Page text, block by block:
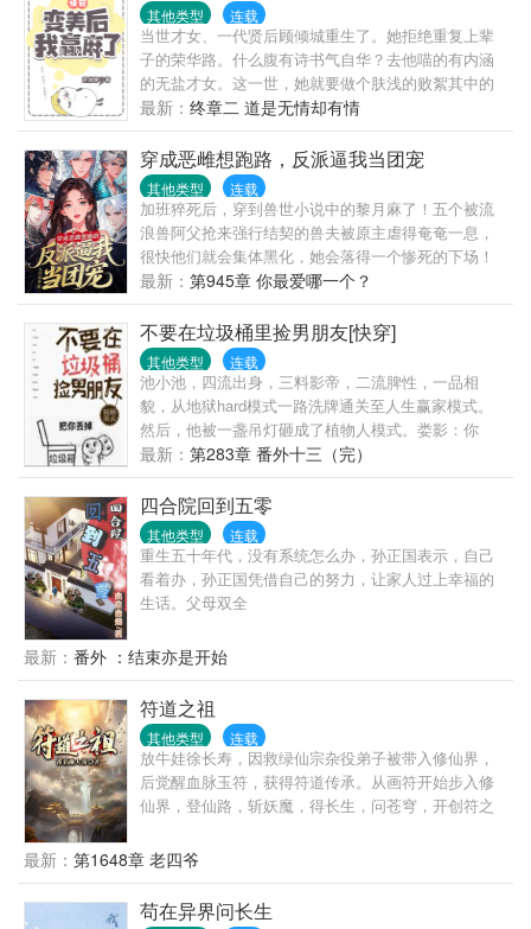
其他类型 连载
当世才女、一代贤后顾倾城重生了。她拒绝重复上辈
子的荣华路。什么腹有诗书气自华？去他喵的有内涵
的无盐才女。这一世，她就要做个肤浅的败絮其中的
大、美、人！————————顾倾城：我美吗？智
商换的！顾倾城：我美吗？健康换的！顾倾城：我美
吗？人品换...
最新： 终章二 道是无情却有情
穿成恶雌想跑路，反派逼我当团宠
其他类型 连载
加班猝死后，穿到兽世小说中的黎月麻了！五个被流
浪兽阿父抢来强行结契的兽夫被原主虐得奄奄一息，
很快他们就会集体黑化，她会落得一个惨死的下场！
她连夜想好计划，打算找战力天花板阿父投奔、跟反
派们滴血解契划清界限！她利用随身空间，忙着攒兽
晶，种植物，搞生存时，几个反派兽夫看她的目光越
来越不对劲。桀骜剧毒白蛇用蛇尾缠住她，目光深
情：月月，我活着的一天休想和我解契。貌美人鱼搂
上她的腰，嗓音蛊惑：我唱歌给你听，不要抛弃我。
黑鬃毛雄狮低下头颅，蹭她的脸：黎月，只要你不离
开我，我都命都给你。妩媚赤狐缠上她，吐气如兰：
你之前对我做的，我要加倍从你身上讨回来。清冷祭
司仙鹤俯身看她：我不管你是谁，来自哪里，只有你
是我唯一的雌主。黎月：诶？你们不是因为强行结契
而恨我吗？都要解契了，怎么又不愿意了？
最新： 第945章 你最爱哪一个？
不要在垃圾桶里捡男朋友[快穿]
其他类型 连载
池小池，四流出身，三料影帝，二流脾性，一品相
貌，从地狱hard模式一路洗牌通关至人生赢家模式。
然后，他被一盏吊灯砸成了植物人模式。娄影：你
好，渣攻回收系统了解一下。本系统以渣攻的悔意值
为计量单位，每积攒一百悔意值即可脱离当前世界。
友情提示一下，我们的员工在工作中一般是通过自我
奉献与牺牲，培养渣攻的依赖性，一步步让渣攻离不
开……池小池：哦。身败名裂算多少后悔值？跌落神
坛算多少后悔值？求而不得算多少后悔值？娄影：
……1、1v1,he,绅士温柔忠犬攻x皮这一下很开心受。
攻是系统，不切片，虐渣的归虐渣，恋爱的归恋爱；
画风不同，慎入4、作者原号【发呆的樱桃子】，因为
关注微博【晋江-骑鲸南去】
最新： 第283章 番外十三（完）
四合院回到五零
其他类型 连载
重生五十年代，没有系统怎么办，孙正国表示，自己
看着办，孙正国凭借自己的努力，让家人过上幸福的
生话。父母双全
最新： 番外 ：结束亦是开始
符道之祖
其他类型 连载
放牛娃徐长寿，因救绿仙宗杂役弟子被带入修仙界，
后觉醒血脉玉符，获得符道传承。从画符开始步入修
仙界，登仙路，斩妖魔，得长生，问苍穹，开创符之
最新： 第1648章 老四爷
苟在异界问长生